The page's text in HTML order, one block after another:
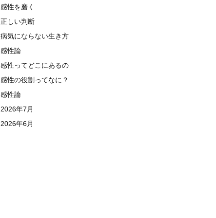
感性を磨く
正しい判断
病気にならない生き方
感性論
感性ってどこにあるの
感性の役割ってなに？
感性論
2026年7月
2026年6月